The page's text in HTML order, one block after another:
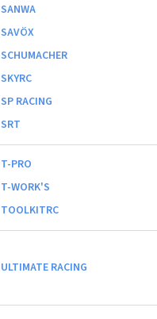
SANWA
SAVÖX
SCHUMACHER
SKYRC
SP RACING
SRT
T-PRO
T-WORK'S
TOOLKITRC
ULTIMATE RACING